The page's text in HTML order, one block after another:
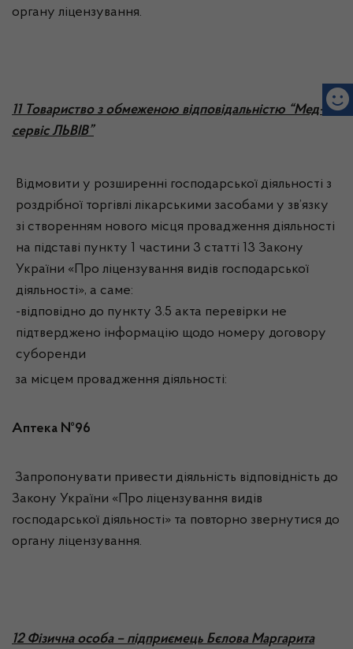
органу ліцензування.
11 Товариство з обмеженою відповідальністю “Мед-
сервіс ЛЬВІВ”
Відмовити у розширенні господарської діяльності з
роздрібної торгівлі лікарськими засобами у зв’язку
зі створенням нового місця провадження діяльності
на підставі пункту 1 частини 3 статті 13 Закону
України «Про ліцензування видів господарської
діяльності», а саме:
-відповідно до пункту 3.5 акта перевірки не
підтверджено інформацію щодо номеру договору
суборенди
за місцем провадження діяльності:
Аптека №96
Запропонувати привести діяльність відповідність до
Закону України «Про ліцензування видів
господарської діяльності» та повторно звернутися до
органу ліцензування.
12 Фізична особа – підприємець Бєлова Маргарита